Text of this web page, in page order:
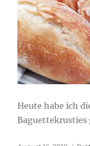
Heute habe ich
Baguettekrusties